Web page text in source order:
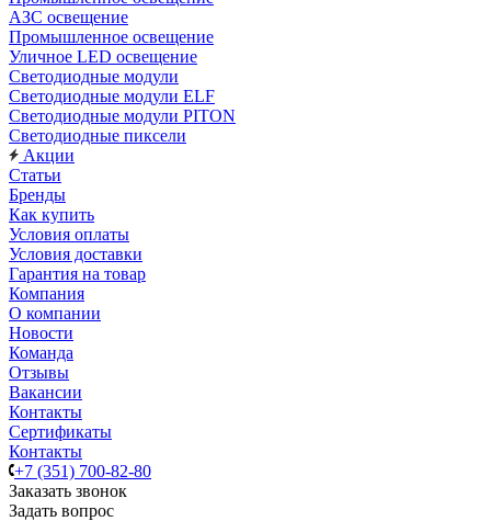
АЗС освещение
Промышленное освещение
Уличное LED освещение
Светодиодные модули
Светодиодные модули ELF
Светодиодные модули PITON
Светодиодные пиксели
Акции
Статьи
Бренды
Как купить
Условия оплаты
Условия доставки
Гарантия на товар
Компания
О компании
Новости
Команда
Отзывы
Вакансии
Контакты
Сертификаты
Контакты
+7 (351) 700-82-80
Заказать звонок
Задать вопрос